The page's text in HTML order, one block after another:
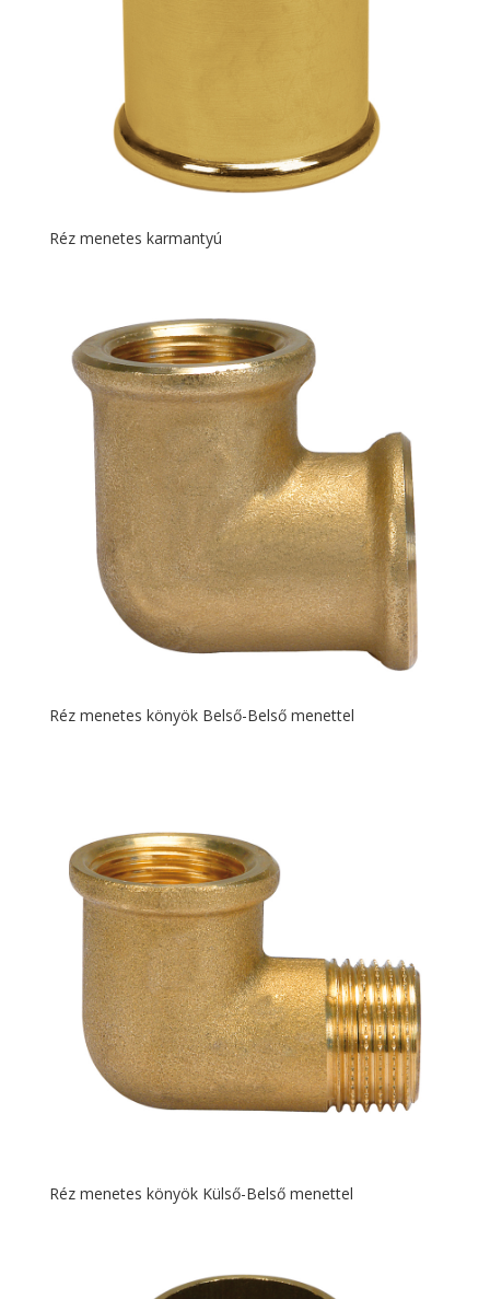
Réz menetes karmantyú
Réz menetes könyök Belső-Belső menettel
Réz menetes könyök Külső-Belső menettel